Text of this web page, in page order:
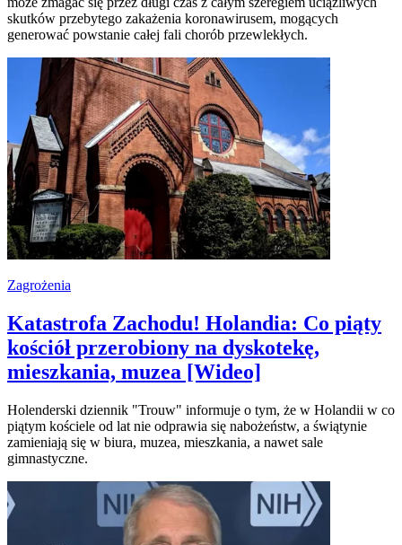
skutków przebytego zakażenia koronawirusem, mogących
generować powstanie całej fali chorób przewlekłych.
Zagrożenia
Katastrofa Zachodu! Holandia: Co piąty
kościół przerobiony na dyskotekę,
mieszkania, muzea [Wideo]
Holenderski dziennik "Trouw" informuje o tym, że w Holandii w co
piątym kościele od lat nie odprawia się nabożeństw, a świątynie
zamieniają się w biura, muzea, mieszkania, a nawet sale
gimnastyczne.